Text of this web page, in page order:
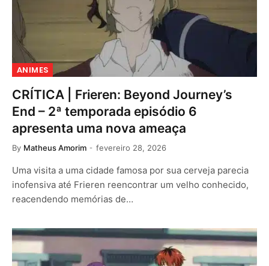
ANIMES
CRÍTICA | Frieren: Beyond Journey’s
End – 2ª temporada episódio 6
apresenta uma nova ameaça
By Matheus Amorim fevereiro 28, 2026
Uma visita a uma cidade famosa por sua cerveja parecia
inofensiva até Frieren reencontrar um velho conhecido,
reacendendo memórias de…